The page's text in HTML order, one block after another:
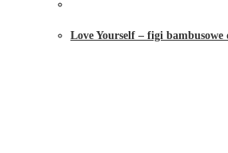
Love Yourself – figi bambusowe